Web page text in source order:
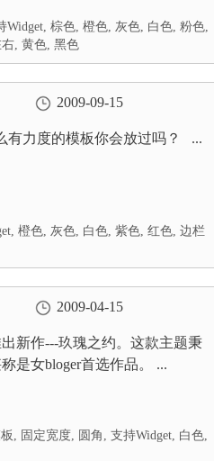
Widget,棕色,橙色,灰色, 白色,粉色,
,黄色,黑色
2009-09-15
有力度的模板你会放过吗？ ...
,橙色,灰色, 白色,紫色,红色,边栏
2009-04-15
新作---玖瑰之约。这款主题秉
是女bloger首选作品。 ...
, 固定宽度, 圆角 ,支持Widget, 白色,